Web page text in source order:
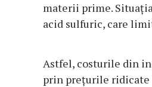
materii prime.
acid sulfuric, care
Astfel, costurile din
prin prețurile ridicate